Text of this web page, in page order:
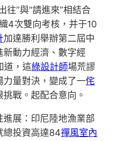
往”與“請進來”相結合
4次雙向考核，并于10
加達勝利舉辦第二屆中
動力經濟、數字經
道，這綠設計師場荒謬
力量對決，變成了一侘
戰。起配合意向。
展：印尼陸地漁業部
總投資高達84禪風室內